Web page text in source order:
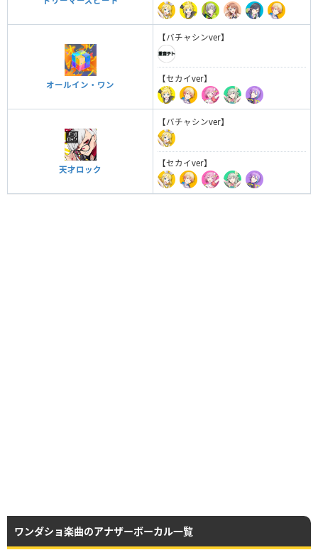
オールイン・ワン
【バチャシンver】
【セカイver】
天才ロック
【バチャシンver】
【セカイver】
ワンダショ楽曲のアナザーボーカル一覧